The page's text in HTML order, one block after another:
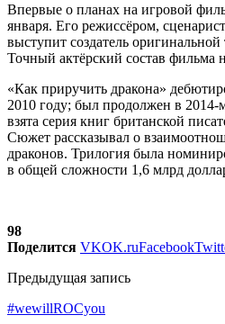
Впервые о планах на игровой
января. Его режиссёром,
выступит создатель
Точный актёрский состав фильма
«Как приручить дракона»
2010 году; был продолжен в
взята серия книг британской
Сюжет рассказывал о
драконов. Трилогия была
в общей сложности 1,6 млрд
98
Поделится VKOK.ruFacebook
Предыдущая запись
#wewillROCyou